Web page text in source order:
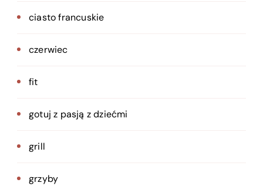
ciasto francuskie
czerwiec
fit
gotuj z pasją z dziećmi
grill
grzyby